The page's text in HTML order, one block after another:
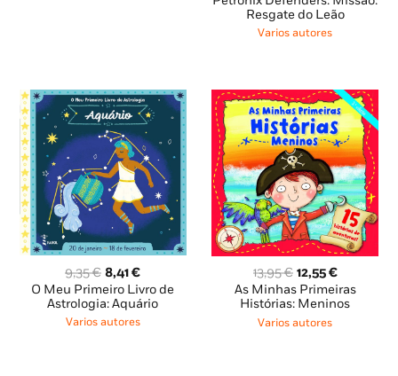
original
era:
atual
Resgate do Leão
Varios autores
9,35€ O
preço
original
era:
8,41€O
preço
atual
é:
O Meu Primeiro Livro de
Astrologia: Aquário
Varios autores
13,95€ O
preço
original
era:
12,55€O
preço
atual
As Minhas Primeiras
Histórias: Meninos
Varios autores